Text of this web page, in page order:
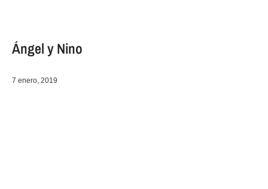
Ángel y Nino
7 enero, 2019